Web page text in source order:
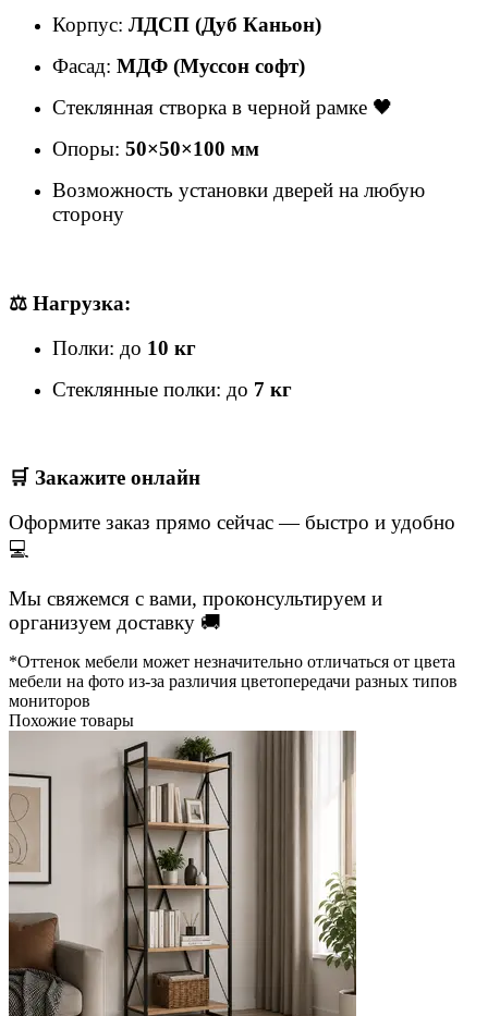
Корпус: ЛДСП (Дуб Каньон)
Фасад: МДФ (Муссон софт)
Стеклянная створка в черной рамке 🖤
Опоры: 50×50×100 мм
Возможность установки дверей на любую
сторону
⚖️ Нагрузка:
Полки: до 10 кг
Стеклянные полки: до 7 кг
🛒 Закажите онлайн
Оформите заказ прямо сейчас — быстро и удобно
💻
Мы свяжемся с вами, проконсультируем и
организуем доставку 🚚
*Оттенок мебели может незначительно отличаться от цвета
мебели на фото из-за различия цветопередачи разных типов
мониторов
Похожие товары